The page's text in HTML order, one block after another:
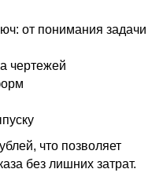
от понимания задачи
чертежей
что позволяет
без лишних затрат.